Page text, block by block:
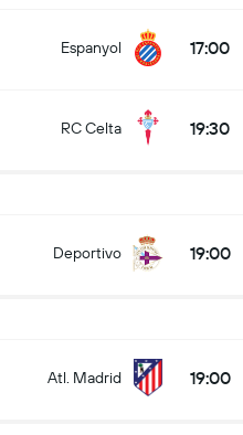
Espanyol 17:00
RC Celta 19:30
Deportivo 19:00
Atl. Madrid 19:00